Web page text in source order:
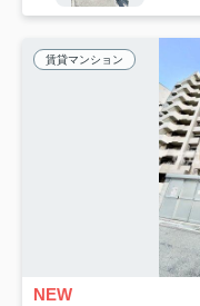
賃貸マンション
NEW